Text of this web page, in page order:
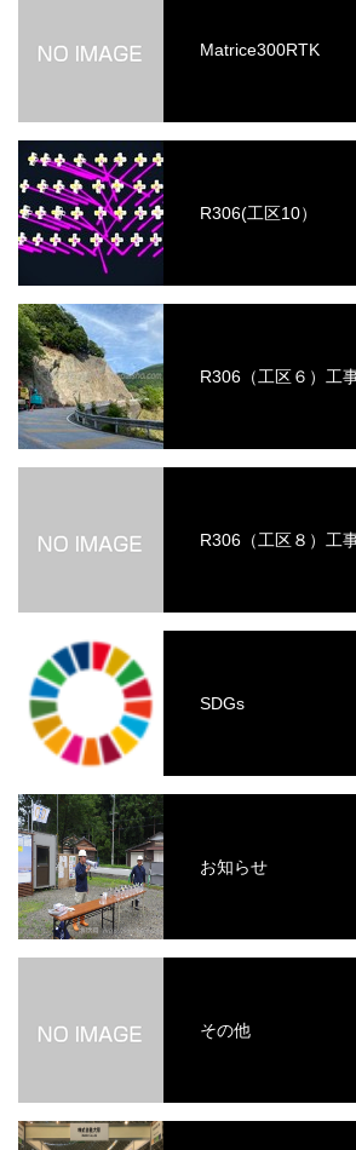
Matrice300RTK
R306(工区10）
R306（工区６）工
R306（工区８）工
SDGs
お知らせ
その他